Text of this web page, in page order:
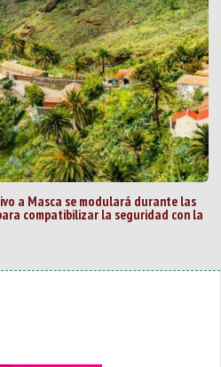
a Masca se modulará durante las
compatibilizar la seguridad con la